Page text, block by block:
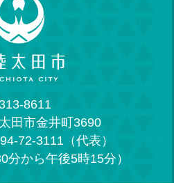
8611
田市金井町3690
72-3111（代表）
分から午後5時15分）